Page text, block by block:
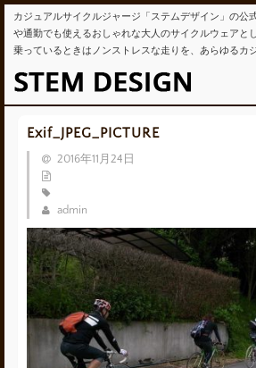
カジュアルサイクルジャージ「ステムデザイン」の公
や通勤でも使えるおしゃれな大人のサイクルウェアと
乗っているときはノンストレスな走りを、あらゆるカ
Exif_JPEG_PICTURE
2016年11月24日
admin